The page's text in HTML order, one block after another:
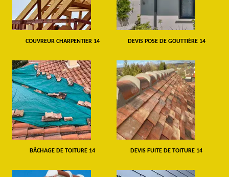
COUVREUR CHARPENTIER 14 DEVIS POSE DE GOUTTIÈRE 14
BÂCHAGE DE TOITURE 14 DEVIS FUITE DE TOITURE 14